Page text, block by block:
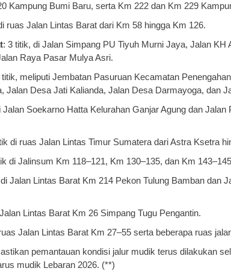
Kampung Bumi Baru, serta Km 222 dan Km 229
ruas Jalan Lintas Barat dari Km 58 hingga Km 126.
: 3 titik, di Jalan Simpang PU Tiyuh Murni Jaya, Jalan KH
Raya Pasar Mulya Asri.
titik, meliputi Jembatan Pasuruan Kecamatan
Jalan Desa Jati Kalianda, Jalan Desa Darmayoga, dan
Jalan Soekarno Hatta Kelurahan Ganjar Agung dan Jalan
di ruas Jalan Lintas Timur Sumatera dari Astra Ksetra
di Jalinsum Km 118–121, Km 130–135, dan Km
Jalan Lintas Barat Km 214 Pekon Tulung Bamban dan
Lintas Barat Km 26 Simpang Tugu Pengantin.
Jalan Lintas Barat Km 27–55 serta beberapa ruas
pemantauan kondisi jalur mudik terus dilakukan
mudik Lebaran 2026. (**)